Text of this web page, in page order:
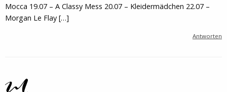
Mocca 19.07 – A Classy Mess 20.07 – Kleidermädchen 22.07 –
Morgan Le Flay […]
Antworten